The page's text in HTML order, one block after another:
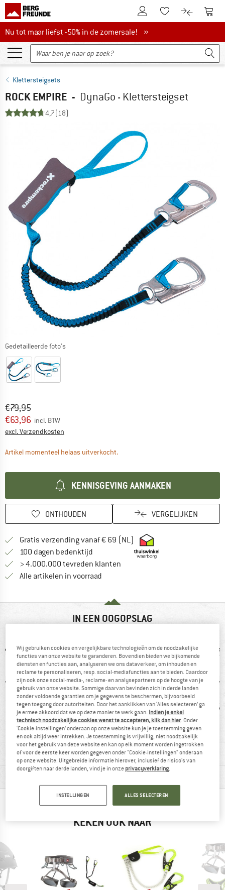
De klantenaccount
Naar deNaar de
Nu tot maar liefst -50% in de zomersale!
Nu tot maar liefst -50% in de zomersale! »
Klettersteigsets
ROCK EMPIRE - DynaGo - Klettersteigset
4,7(18)
Gedetailleerde foto's
Oorspronkelijke prijs :
€79,95
Prijs:
€63,96 incl. BTW
excl. Verzendkosten
Artikel momenteel helaas uitverkocht.De link wordt geopend in een
KENNISGEVING AANMAKEN
ONTHOUDEN VERGELIJKEN
Gratis verzending vanaf € 69 (NL) Vind hier de
100 dagen bedenktijd Vind de betalingsinformatie hier!
> 4.000.000 tevreden klanten
Alle artikelen in voorraad
IN EEN OOGOPSLAG
95% raadt het aan
Klanten zeggen:
Prijs/kwaliteit
MATERIAALGEGEVENS & KENMERKEN
PRODUCTBESCHRIJVING
BERGVRIENDEN DIE DIT BEKEKEN HEBBEN,
KEKEN OOK NAAR
Wij gebruiken cookies en vergelijkbare technologieën om de noodzakelijke
functies van onze website te garanderen. Bovendien bieden we bijkomende
diensten en functies aan, analyseren we ons dataverkeer, om inhouden en
reclame te personaliseren, resp. social-mediafuncties aan te bieden. Daardoor
zijn ook onze social-media-, reclame- en analysepartners op de hoogte van je
gebruik van onze website. Sommige daarvan bevinden zich in derde landen
zonder voldoende garanties om je gegevens te beschermen, bijvoorbeeld
tegen toegang door autoriteiten. Door het aanklikken van ‘Alles selecteren’ ga
je ermee akkoord dat we op deze manier te werk gaan. Indien je enkel
technisch noodzakelijke cookies wenst te accepteren, klik dan hier . Onder
‘Cookie-instellingen’ onderaan op onze website kun je je toestemming geven
en ook altijd weer intrekken. Je toestemming is vrijwillig, niet noodzakelijk
voor het gebruik van deze website en kan op elk moment worden ingetrokken
of voor de eerste keer worden gegeven onder "Cookie-instellingen" onderaan
op onze website. Uitgebreide informatie hierover, inclusief de risico's van
doorgiften naar derde landen, vind je in onze privacyverklaring
INSTELLINGEN ALLES SELECTEREN